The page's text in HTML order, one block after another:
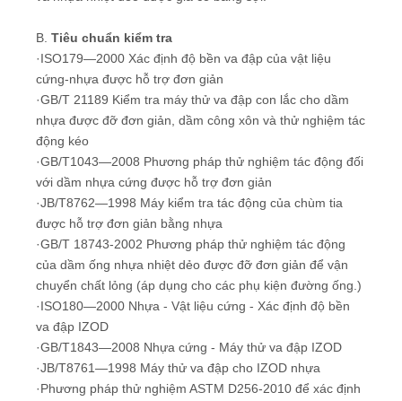
B. Tiêu chuẩn kiểm tra
·ISO179—2000 Xác định độ bền va đập của vật liệu
cứng-nhựa được hỗ trợ đơn giản
·GB/T 21189 Kiểm tra máy thử va đập con lắc cho dầm
nhựa được đỡ đơn giản, dầm công xôn và thử nghiệm tác
động kéo
·GB/T1043—2008 Phương pháp thử nghiệm tác động đối
với dầm nhựa cứng được hỗ trợ đơn giản
·JB/T8762—1998 Máy kiểm tra tác động của chùm tia
được hỗ trợ đơn giản bằng nhựa
·GB/T 18743-2002 Phương pháp thử nghiệm tác động
của dầm ống nhựa nhiệt dẻo được đỡ đơn giản để vận
chuyển chất lỏng (áp dụng cho các phụ kiện đường ống.)
·ISO180—2000 Nhựa - Vật liệu cứng - Xác định độ bền
va đập IZOD
·GB/T1843—2008 Nhựa cứng - Máy thử va đập IZOD
·JB/T8761—1998 Máy thử va đập cho IZOD nhựa
·Phương pháp thử nghiệm ASTM D256-2010 để xác định